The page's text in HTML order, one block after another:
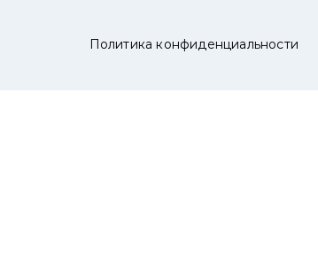
Политика конфиденциальности